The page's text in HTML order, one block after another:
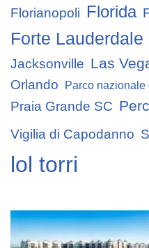
Florianopoli Florida
Forte Lauderdale
Jacksonville Las
Orlando Parco nazionale
Praia Grande SC
Vigilia di Capodanno
lol torri